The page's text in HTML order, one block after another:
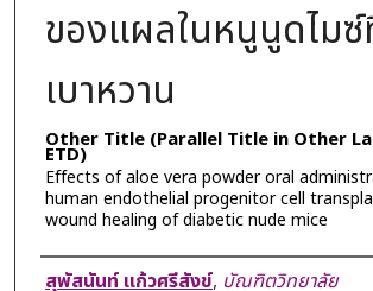
ของแผลในหนูนูดไมซ์
เบาหวาน
Other Title (Parallel Title in Other
ETD)
Effects of aloe vera powder oral
human endothelial progenitor cell
wound healing of diabetic nude mice
Author
สุพัสนันท์ แก้วศรีสังข์, บัณฑิตวิทยาลัย